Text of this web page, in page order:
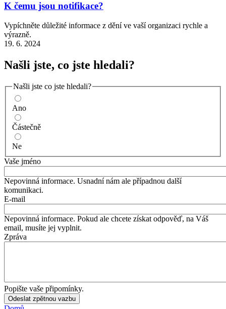
K čemu jsou notifikace?
Vypíchněte důležité informace z dění ve vaší organizaci rychle a
výrazně.
19. 6. 2024
Našli jste, co jste hledali?
Našli jste co jste hledali?
Ano
Částečně
Ne
Vaše jméno
Nepovinná informace. Usnadní nám ale případnou další
komunikaci.
E-mail
Nepovinná informace. Pokud ale chcete získat odpověď, na Váš
email, musíte jej vyplnit.
Zpráva
Popište vaše připomínky.